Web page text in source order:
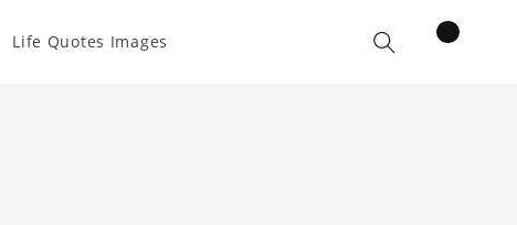
Life Quotes Images Cart
items